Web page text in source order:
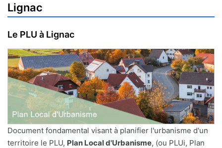
Lignac
Le PLU à Lignac
Document fondamental visant à planifier l'urbanisme d'un
territoire le PLU, Plan Local d'Urbanisme, (ou PLUi, Plan